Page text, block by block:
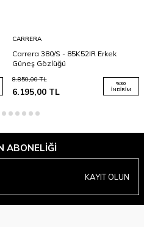
CARRERA
Carrera 380/S - 85K52IR Erkek
Güneş Gözlüğü
8.850,00TL
6.195,00TL
%30
İNDIRIM
ABONELIĞI
KAYIT OLUN